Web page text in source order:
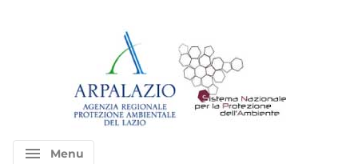
menu Menu